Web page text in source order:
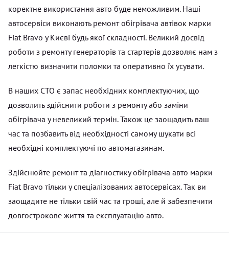
коректне використання авто буде неможливим. Наші
автосервіси виконають ремонт обігрівача автівок марки
Fiat Bravo у Києві будь якої складності. Великий досвід
роботи з ремонту генераторів та стартерів дозволяє нам з
легкістю визначити поломки та оперативно їх усувати.
В наших СТО є запас необхідних комплектуючих, що
дозволить здійснити роботи з ремонту або заміни
обігрівача у невеликий термін. Також це заощадить ваш
час та позбавить від необхідності самому шукати всі
необхідні комплектуючі по автомагазинам.
Здійснюйте ремонт та діагностику обігрівача авто марки
Fiat Bravo тільки у спеціалізованих автосервісах. Так ви
заощадите не тільки свій час та гроші, але й забезпечити
довгострокове життя та експлуатацію авто.